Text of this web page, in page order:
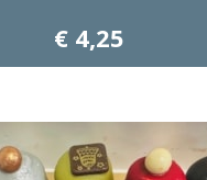
€ 4,25